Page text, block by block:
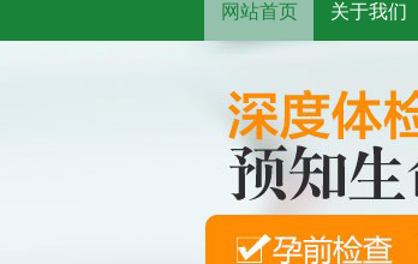
网站首页 关于我们